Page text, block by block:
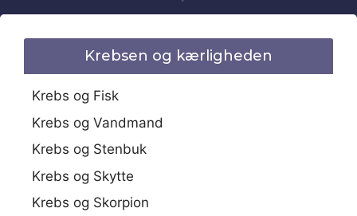
Krebsen og kærligheden
Krebs og Fisk
Krebs og Vandmand
Krebs og Stenbuk
Krebs og Skytte
Krebs og Skorpion